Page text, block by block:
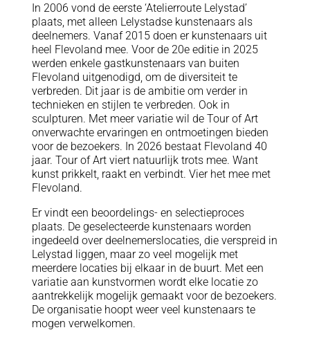
In 2006 vond de eerste ‘Atelierroute Lelystad’
plaats, met alleen Lelystadse kunstenaars als
deelnemers. Vanaf 2015 doen er kunstenaars uit
heel Flevoland mee. Voor de 20e editie in 2025
werden enkele gastkunstenaars van buiten
Flevoland uitgenodigd, om de diversiteit te
verbreden. Dit jaar is de ambitie om verder in
technieken en stijlen te verbreden. Ook in
sculpturen. Met meer variatie wil de Tour of Art
onverwachte ervaringen en ontmoetingen bieden
voor de bezoekers. In 2026 bestaat Flevoland 40
jaar. Tour of Art viert natuurlijk trots mee. Want
kunst prikkelt, raakt en verbindt. Vier het mee met
Flevoland.
Er vindt een beoordelings- en selectieproces
plaats. De geselecteerde kunstenaars worden
ingedeeld over deelnemerslocaties, die verspreid in
Lelystad liggen, maar zo veel mogelijk met
meerdere locaties bij elkaar in de buurt. Met een
variatie aan kunstvormen wordt elke locatie zo
aantrekkelijk mogelijk gemaakt voor de bezoekers.
De organisatie hoopt weer veel kunstenaars te
mogen verwelkomen.